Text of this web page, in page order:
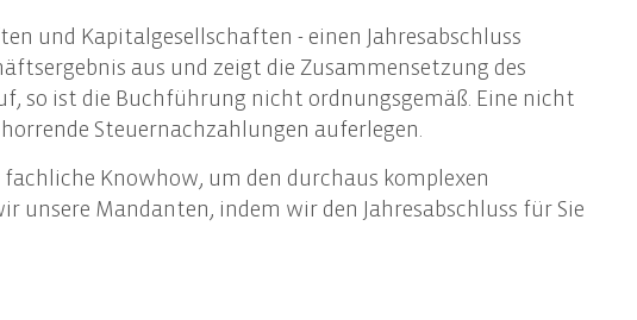
Erbrecht, Vermögens- und Unternehmensnachfolge
IT-Audits & -Revision
IT-Compliance / IT-Governance
und Kapitalgesellschaften - einen Jahresabschluss
aus und zeigt die Zusammensetzung des
so ist die Buchführung nicht ordnungsgemäß. Eine nicht
Steuernachzahlungen auferlegen.
Knowhow, um den durchaus komplexen
Mandanten, indem wir den Jahresabschluss für Sie